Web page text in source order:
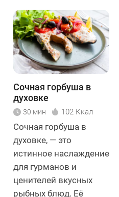
Сочная горбуша в
духовке
30 мин 102 Ккал
Сочная горбуша в
духовке, — это
истинное наслаждение
для гурманов и
ценителей вкусных
рыбных блюд. Её